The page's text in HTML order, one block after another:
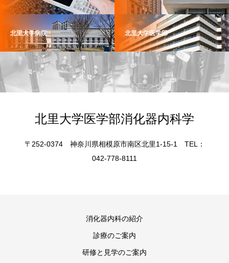
北里大学病院 北里大学医学部
北里大学医学部消化器内科学
〒252-0374 神奈川県相模原市南区北里1-15-1 TEL：
042-778-8111
消化器内科の紹介
診療のご案内
研修と見学のご案内